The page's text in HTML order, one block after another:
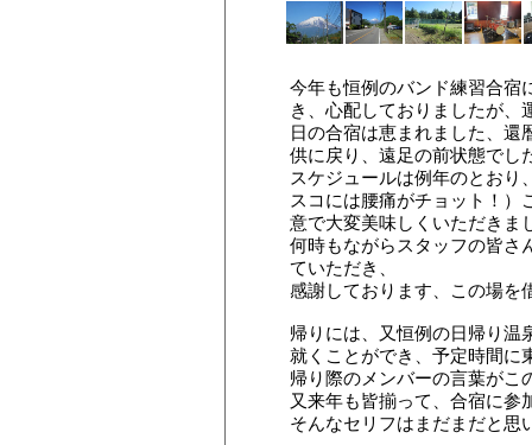
今年も恒例のバンド練習合宿
き、心配しておりましたが、
日の合宿は恵まれました、還
供に戻り、遠足の前状態でし
スケジュールは例年のとおり
スコには腰痛がチョット！）
意で大変美味しくいただきま
何時もながらスタッフの皆さ
ていただき、
感謝しております、この場を
帰りには、又恒例の日帰り温
就くことができ、予定時間に
帰り際のメンバーの言葉がこ
又来年も皆揃って、合宿に参
そんなセリフはまだまだと